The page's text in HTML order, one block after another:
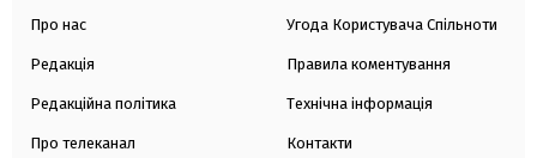
Про нас
Редакція
Редакційна політика
Про телеканал
Угода Користувача Спільноти
Правила коментування
Технічна інформація
Контакти